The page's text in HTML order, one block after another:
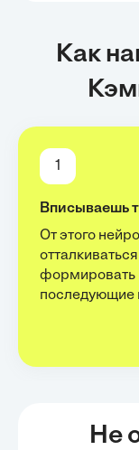
Как
1
Вписываешь
От этого
формировать
последующие
Не